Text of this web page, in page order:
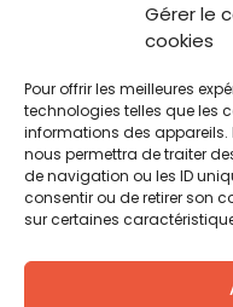
Gérer le
cookies
Pour offrir les meilleures
technologies telles que les
informations des appareils.
nous permettra de traiter
de navigation ou les ID
consentir ou de retirer son
sur certaines
Contact
Rue de Jargonnant 2,